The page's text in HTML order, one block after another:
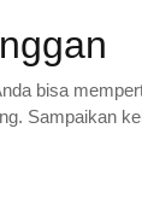
bisa
Sampaikan